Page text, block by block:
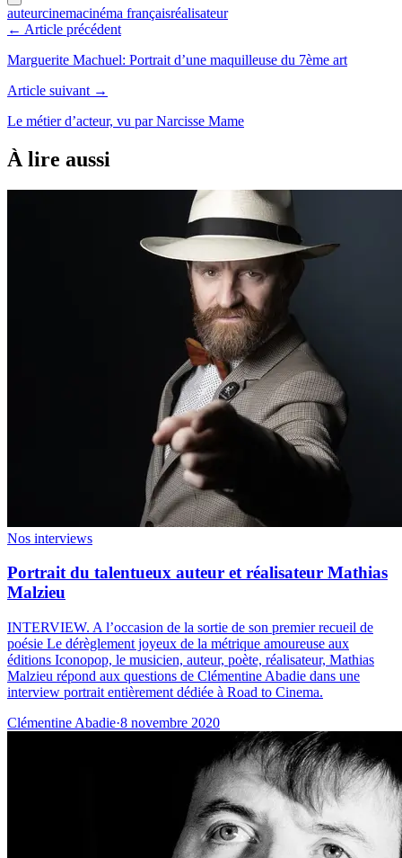
auteurcinemacinéma françaisréalisateur
← Article précédent
Marguerite Machuel: Portrait d’une maquilleuse du 7ème art
Article suivant →
Le métier d’acteur, vu par Narcisse Mame
À lire aussi
Nos interviews
Portrait du talentueux auteur et réalisateur Mathias
Malzieu
INTERVIEW. A l’occasion de la sortie de son premier recueil de
poésie Le dérèglement joyeux de la métrique amoureuse aux
éditions Iconopop, le musicien, auteur, poète, réalisateur, Mathias
Malzieu répond aux questions de Clémentine Abadie dans une
interview portrait entièrement dédiée à Road to Cinema.
Clémentine Abadie·8 novembre 2020